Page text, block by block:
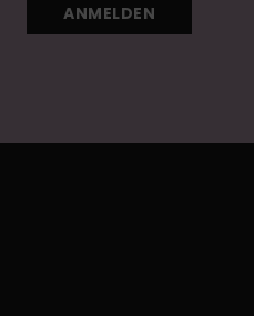
ANMELDEN